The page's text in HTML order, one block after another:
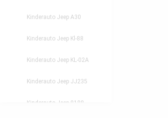
Kinderauto Jeep A30
Kinderauto Jeep Kl-88
Kinderauto Jeep KL-02A
Kinderauto Jeep JJ235
Kinderauto Jeep 8188